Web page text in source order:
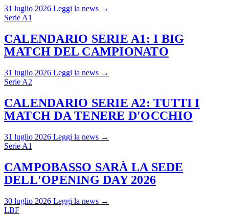
31 luglio 2026 Leggi la news →
Serie A1
CALENDARIO SERIE A1: I BIG
MATCH DEL CAMPIONATO
31 luglio 2026 Leggi la news →
Serie A2
CALENDARIO SERIE A2: TUTTI I
MATCH DA TENERE D'OCCHIO
31 luglio 2026 Leggi la news →
Serie A1
CAMPOBASSO SARÀ LA SEDE
DELL'OPENING DAY 2026
30 luglio 2026 Leggi la news →
LBF